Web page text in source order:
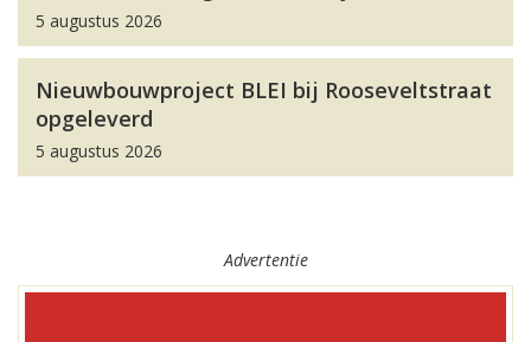
5 augustus 2026
Nieuwbouwproject BLEI bij Rooseveltstraat
opgeleverd
5 augustus 2026
Advertentie